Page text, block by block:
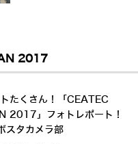
2017
たくさん！「CEATEC
2017」フォトレポート！
スタカメラ部